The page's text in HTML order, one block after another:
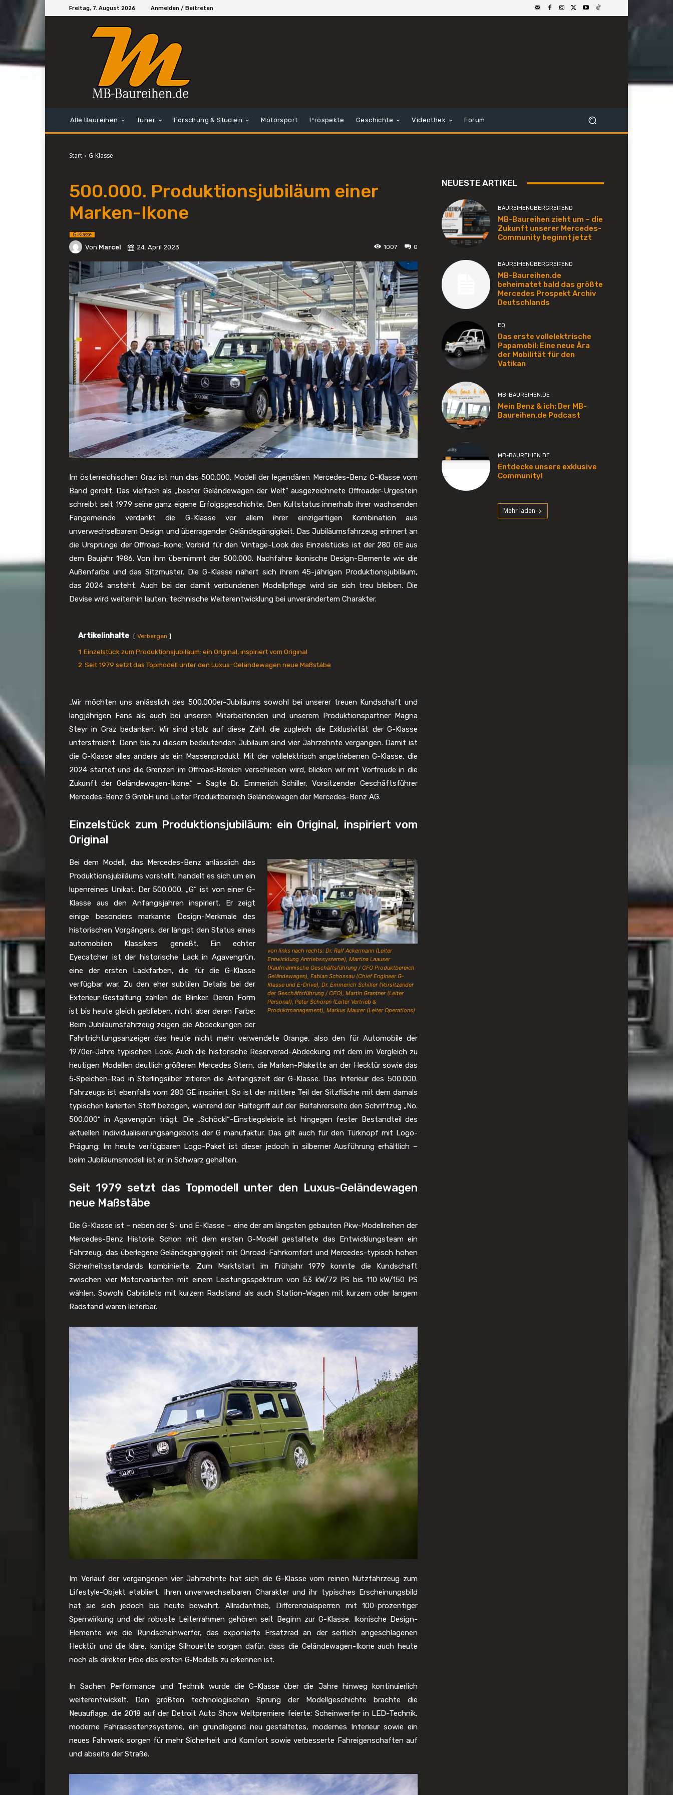
Freitag, 7. August 2026 Anmelden / Beitreten
Alle Baureihen Tuner Forschung & Studien Motorsport Prospekte Geschichte Videothek Forum
Start G-Klasse
500.000. Produktionsjubiläum einer
Marken-Ikone
G-Klasse
Von Marcel 0
24. April 2023 1007
Im österreichischen Graz ist nun das 500.000. Modell der legendären Mercedes-Benz G-Klasse vom
Band gerollt. Das vielfach als „bester Geländewagen der Welt“ ausgezeichnete Offroader-Urgestein
schreibt seit 1979 seine ganz eigene Erfolgsgeschichte. Den Kultstatus innerhalb ihrer wachsenden
Fangemeinde verdankt die G-Klasse vor allem ihrer einzigartigen Kombination aus
unverwechselbarem Design und überragender Geländegängigkeit. Das Jubiläumsfahrzeug erinnert an
die Ursprünge der Offroad-Ikone: Vorbild für den Vintage-Look des Einzelstücks ist der 280 GE aus
dem Baujahr 1986. Von ihm übernimmt der 500.000. Nachfahre ikonische Design-Elemente wie die
Außenfarbe und das Sitzmuster. Die G-Klasse nähert sich ihrem 45-jährigen Produktionsjubiläum,
das 2024 ansteht. Auch bei der damit verbundenen Modellpflege wird sie sich treu bleiben. Die
Devise wird weiterhin lauten: technische Weiterentwicklung bei unverändertem Charakter.
Artikelinhalte Verbergen
1 Einzelstück zum Produktionsjubiläum: ein Original, inspiriert vom Original
2 Seit 1979 setzt das Topmodell unter den Luxus-Geländewagen neue Maßstäbe
„Wir möchten uns anlässlich des 500.000er-Jubiläums sowohl bei unserer treuen Kundschaft und
langjährigen Fans als auch bei unseren Mitarbeitenden und unserem Produktionspartner Magna
Steyr in Graz bedanken. Wir sind stolz auf diese Zahl, die zugleich die Exklusivität der G-Klasse
unterstreicht. Denn bis zu diesem bedeutenden Jubiläum sind vier Jahrzehnte vergangen. Damit ist
die G-Klasse alles andere als ein Massenprodukt. Mit der vollelektrisch angetriebenen G-Klasse, die
2024 startet und die Grenzen im Offroad‑Bereich verschieben wird, blicken wir mit Vorfreude in die
Zukunft der Geländewagen-Ikone.“ – Sagte Dr. Emmerich Schiller, Vorsitzender Geschäftsführer
Mercedes-Benz G GmbH und Leiter Produktbereich Geländewagen der Mercedes-Benz AG.
Einzelstück zum Produktionsjubiläum: ein Original, inspiriert vom
Original
von links nach rechts: Dr. Ralf Ackermann (Leiter
Entwicklung Antriebssysteme), Martina Laauser
(Kaufmännische Geschäftsführung / CFO Produktbereich
Geländewagen), Fabian Schossau (Chief Engineer G-
Klasse und E-Drive), Dr. Emmerich Schiller (Vorsitzender
der Geschäftsführung / CEO), Martin Grantner (Leiter
Personal), Peter Schoren (Leiter Vertrieb &
Produktmanagement), Markus Maurer (Leiter Operations)
Bei dem Modell, das Mercedes-Benz anlässlich des
Produktionsjubiläums vorstellt, handelt es sich um ein
lupenreines Unikat. Der 500.000. „G“ ist von einer G-
Klasse aus den Anfangsjahren inspiriert. Er zeigt
einige besonders markante Design-Merkmale des
historischen Vorgängers, der längst den Status eines
automobilen Klassikers genießt. Ein echter
Eyecatcher ist der historische Lack in Agavengrün,
eine der ersten Lackfarben, die für die G-Klasse
verfügbar war. Zu den eher subtilen Details bei der
Exterieur-Gestaltung zählen die Blinker. Deren Form
ist bis heute gleich geblieben, nicht aber deren Farbe:
Beim Jubiläumsfahrzeug zeigen die Abdeckungen der
Fahrtrichtungsanzeiger das heute nicht mehr verwendete Orange, also den für Automobile der
1970er-Jahre typischen Look. Auch die historische Reserverad-Abdeckung mit dem im Vergleich zu
heutigen Modellen deutlich größeren Mercedes Stern, die Marken-Plakette an der Hecktür sowie das
5‑Speichen-Rad in Sterlingsilber zitieren die Anfangszeit der G-Klasse. Das Interieur des 500.000.
Fahrzeugs ist ebenfalls vom 280 GE inspiriert. So ist der mittlere Teil der Sitzfläche mit dem damals
typischen karierten Stoff bezogen, während der Haltegriff auf der Beifahrerseite den Schriftzug „No.
500.000“ in Agavengrün trägt. Die „Schöckl“-Einstiegsleiste ist hingegen fester Bestandteil des
aktuellen Individualisierungsangebots der G manufaktur. Das gilt auch für den Türknopf mit Logo-
Prägung: Im heute verfügbaren Logo-Paket ist dieser jedoch in silberner Ausführung erhältlich –
beim Jubiläumsmodell ist er in Schwarz gehalten.
Seit 1979 setzt das Topmodell unter den Luxus-Geländewagen
neue Maßstäbe
Die G-Klasse ist – neben der S- und E-Klasse – eine der am längsten gebauten Pkw-Modellreihen der
Mercedes-Benz Historie. Schon mit dem ersten G-Modell gestaltete das Entwicklungsteam ein
Fahrzeug, das überlegene Geländegängigkeit mit Onroad-Fahrkomfort und Mercedes-typisch hohen
Sicherheitsstandards kombinierte. Zum Marktstart im Frühjahr 1979 konnte die Kundschaft
zwischen vier Motorvarianten mit einem Leistungsspektrum von 53 kW/72 PS bis 110 kW/150 PS
wählen. Sowohl Cabriolets mit kurzem Radstand als auch Station-Wagen mit kurzem oder langem
Radstand waren lieferbar.
Im Verlauf der vergangenen vier Jahrzehnte hat sich die G-Klasse vom reinen Nutzfahrzeug zum
Lifestyle-Objekt etabliert. Ihren unverwechselbaren Charakter und ihr typisches Erscheinungsbild
hat sie sich jedoch bis heute bewahrt. Allradantrieb, Differenzialsperren mit 100-prozentiger
Sperrwirkung und der robuste Leiterrahmen gehören seit Beginn zur G-Klasse. Ikonische Design-
Elemente wie die Rundscheinwerfer, das exponierte Ersatzrad an der seitlich angeschlagenen
Hecktür und die klare, kantige Silhouette sorgen dafür, dass die Geländewagen-Ikone auch heute
noch als direkter Erbe des ersten G‑Modells zu erkennen ist.
In Sachen Performance und Technik wurde die G-Klasse über die Jahre hinweg kontinuierlich
weiterentwickelt. Den größten technologischen Sprung der Modellgeschichte brachte die
Neuauflage, die 2018 auf der Detroit Auto Show Weltpremiere feierte: Scheinwerfer in LED-Technik,
moderne Fahrassistenzsysteme, ein grundlegend neu gestaltetes, modernes Interieur sowie ein
neues Fahrwerk sorgen für mehr Sicherheit und Komfort sowie verbesserte Fahreigenschaften auf
und abseits der Straße.
NEUESTE ARTIKEL
BAUREIHENÜBERGREIFEND
MB-Baureihen zieht um – die
Zukunft unserer Mercedes-
Community beginnt jetzt
BAUREIHENÜBERGREIFEND
MB-Baureihen.de
beheimatet bald das größte
Mercedes Prospekt Archiv
Deutschlands
EQ
Das erste vollelektrische
Papamobil: Eine neue Ära
der Mobilität für den
Vatikan
MB-BAUREIHEN.DE
Mein Benz & ich: Der MB-
Baureihen.de Podcast
MB-BAUREIHEN.DE
Entdecke unsere exklusive
Community!
Mehr laden